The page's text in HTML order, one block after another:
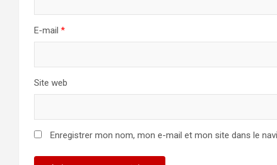
E-mail *
Site web
Enregistrer mon nom, mon e-mail et mon site dans le